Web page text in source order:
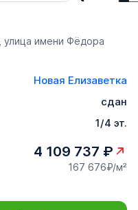
улица имени Фёдора
Новая Елизаветка
сдан
1/4 эт.
4 109 737 ₽
167 676₽/м²